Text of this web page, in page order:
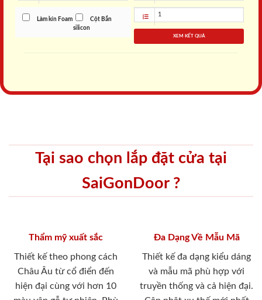
Làm kín Foam
Cột Bắn
silicon
XEM KẾT QUẢ
Tại sao chọn lắp đặt cửa tại
SaiGonDoor ?
Thẩm mỹ xuất sắc
Thiết kế theo phong cách
Châu Âu từ cổ điển đến
hiện đại cùng với hơn 10
Đa Dạng Về Mẫu Mã
Thiết kế đa dạng kiểu dáng
và mẫu mã phù hợp với
truyền thống và cả hiện đại.